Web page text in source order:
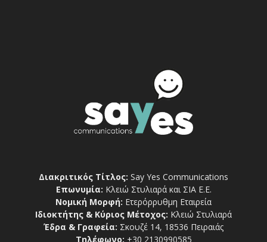
Διακριτικός Τίτλος: Say Yes Communications
Επωνυμία: Κλειώ Στυλιαρά και ΣΙΑ Ε.Ε.
Νομική Μορφή: Ετερόρρυθμη Εταιρεία
Ιδιοκτήτης & Κύριος Μέτοχος: Κλειώ Στυλιαρά
Έδρα & Γραφεία: Σκουζέ 14, 18536 Πειραιάς
Τηλέφωνο: +30 2130990585